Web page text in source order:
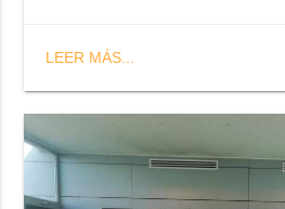
LEER MÁS...